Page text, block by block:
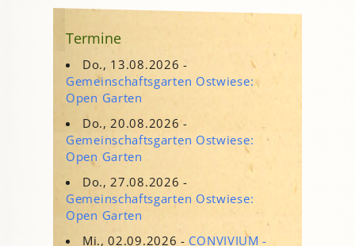
Termine
Do., 13.08.2026 -
Gemeinschaftsgarten Ostwiese:
Open Garten
Do., 20.08.2026 -
Gemeinschaftsgarten Ostwiese:
Open Garten
Do., 27.08.2026 -
Gemeinschaftsgarten Ostwiese:
Open Garten
Mi., 02.09.2026 - CONVIVIUM -